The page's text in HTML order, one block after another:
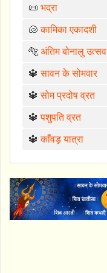
📜 भद्रा
🐚कामिका एकादशी
🐅 अंतिम बोनालु उत्सव
🔱सावन के सोमवार
🔱सोम प्रदोष व्रत
🔱पशुपति व्रत
🔱काँवड़ यात्रा